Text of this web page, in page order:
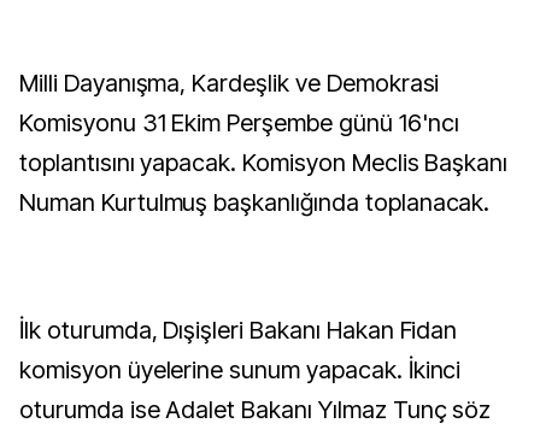
Milli Dayanışma, Kardeşlik ve Demokrasi
Komisyonu 31 Ekim Perşembe günü 16'ncı
toplantısını yapacak. Komisyon Meclis Başkanı
Numan Kurtulmuş başkanlığında toplanacak.
İlk oturumda, Dışişleri Bakanı Hakan Fidan
komisyon üyelerine sunum yapacak. İkinci
oturumda ise Adalet Bakanı Yılmaz Tunç söz